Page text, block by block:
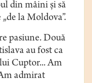
din mâini şi să
la Moldova”.
pasiune. Două
au fost ca
Cuptor... Am
admirat